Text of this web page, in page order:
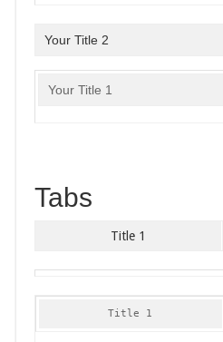
Your Title 2
Your Title 1
Tabs
Title 1
Title 1